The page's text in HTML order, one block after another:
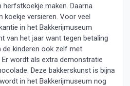
herfstkoekje maken. Daarna
koekje versieren. Voor veel
in het Bakkerijmuseum
van het jaar want tegen betaling
de kinderen ook zelf met
wordt als extra demonstratie
Deze bakkerskunst is bijna
in het Bakkerijmuseum nog